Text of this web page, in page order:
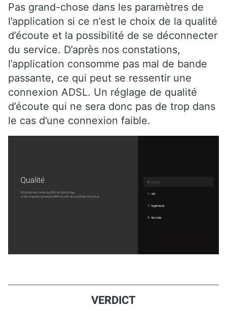
Pas grand-chose dans les paramètres de
l’application si ce n’est le choix de la qualité
d’écoute et la possibilité de se déconnecter
du service. D’après nos constations,
l’application consomme pas mal de bande
passante, ce qui peut se ressentir une
connexion ADSL. Un réglage de qualité
d’écoute qui ne sera donc pas de trop dans
le cas d’une connexion faible.
VERDICT